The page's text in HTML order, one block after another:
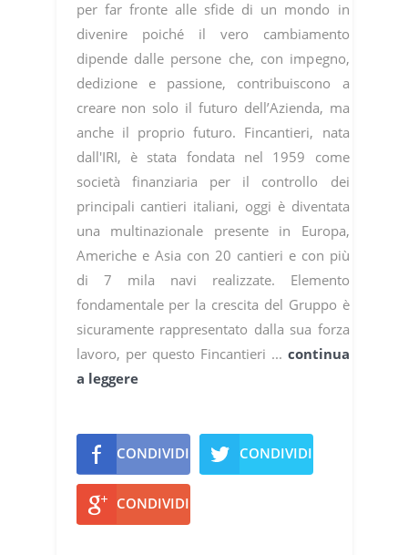
per far fronte alle sfide di un mondo in
divenire poiché il vero cambiamento
dipende dalle persone che, con impegno,
dedizione e passione, contribuiscono a
creare non solo il futuro dell’Azienda, ma
anche il proprio futuro. Fincantieri, nata
dall'IRI, è stata fondata nel 1959 come
società finanziaria per il controllo dei
principali cantieri italiani, oggi è diventata
una multinazionale presente in Europa,
Americhe e Asia con 20 cantieri e con più
di 7 mila navi realizzate. Elemento
fondamentale per la crescita del Gruppo è
sicuramente rappresentato dalla sua forza
lavoro, per questo Fincantieri ... continua
a leggere
CONDIVIDI CONDIVIDI
CONDIVIDI